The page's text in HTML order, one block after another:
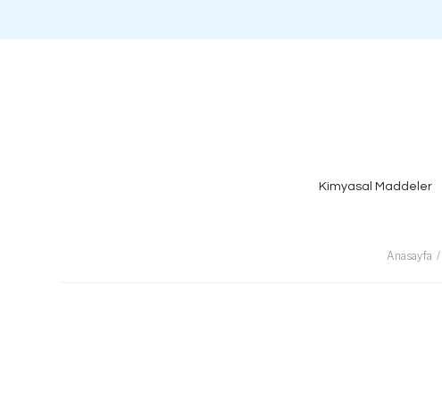
Kimyasal Maddeler
Anasayfa